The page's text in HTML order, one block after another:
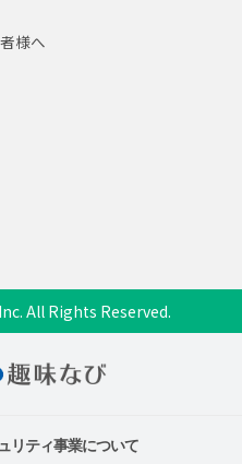
様へ
All Rights Reserved.